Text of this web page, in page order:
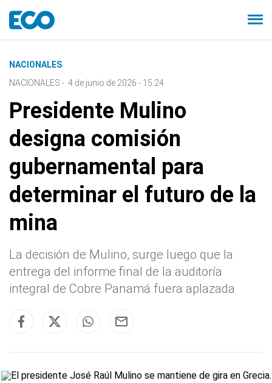
NACIONALES
NACIONALES - 4 de junio de 2026 - 15:24
Presidente Mulino
designa comisión
gubernamental para
determinar el futuro de la
mina
La decisión de Mulino, surge luego que la
entrega del informe final de la auditoría
integral de Cobre Panamá fuera aplazada